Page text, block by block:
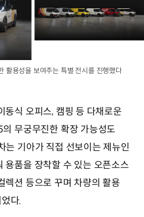
활용성을 보여주는 특별 전시를 진행했다
동식 오피스, 캠핑 등 다채로운
무궁무진한 확장 가능성도
는 기아가 직접 선보이는 제뉴인
용품을 장착할 수 있는 오픈소스
렉션 등으로 꾸며 차량의 활용
다.